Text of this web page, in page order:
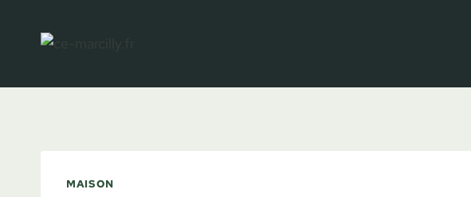
MAISON